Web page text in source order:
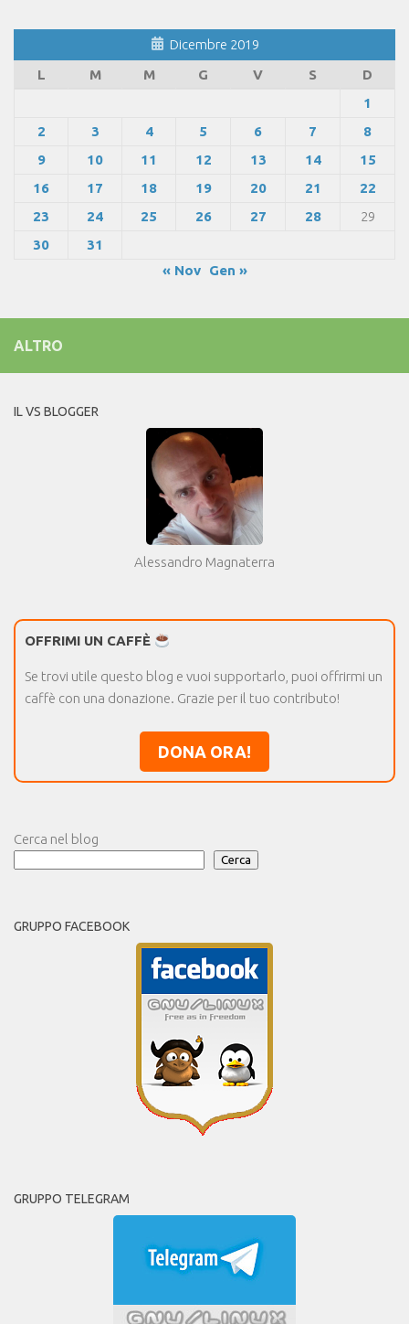
Dicembre 2019
L
M M G V S
D
1
2
3 4 5 6 7
8
9
10 11 12 13 14
15
16
17 18 19 20 21
22
23
24 25 26 27 28
29
30
31
« Nov
Gen »
ALTRO
IL VS BLOGGER
Alessandro Magnaterra
OFFRIMI UN CAFFÈ
Se trovi utile questo blog e vuoi supportarlo, puoi offrirmi un
caffè con una donazione. Grazie per il tuo contributo!
DONA ORA!
Cerca nel blog
Cerca
GRUPPO FACEBOOK
GRUPPO TELEGRAM